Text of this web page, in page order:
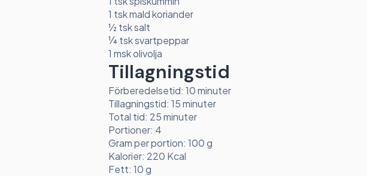
1 tsk mald koriander
½ tsk salt
¼ tsk svartpeppar
1 msk olivolja
Tillagningstid
Förberedelsetid: 10 minuter
Tillagningstid: 15 minuter
Total tid: 25 minuter
Portioner: 4
Gram per portion: 100 g
Kalorier: 220 Kcal
Fett: 10 g